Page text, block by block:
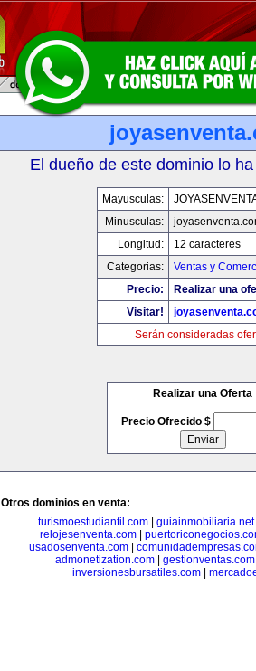
El dueño de este dominio lo
Mayusculas:
Minusculas:
Longitud:
12 caracteres
Categorias:
Ventas y
Precio:
Realizar una
Visitar!
Serán consideradas
Realizar una Oferta
Precio Ofrecido $
Otros dominios en venta:
turismoestudiantil.com| guiainmobiliaria.net
relojesenventa.com|
usadosenventa.com|
admonetization.com| gestionventas.com
inversionesbursatiles.com|